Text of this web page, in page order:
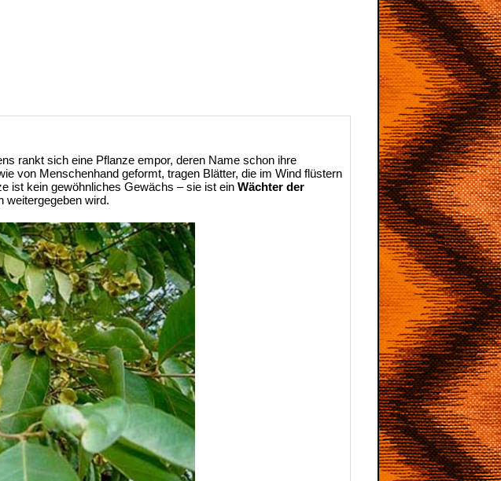
rankt sich eine Pflanze empor, deren Name schon ihre
von Menschenhand geformt, tragen Blätter, die im Wind flüstern
ist kein gewöhnliches Gewächs – sie ist ein Wächter der
weitergegeben wird.